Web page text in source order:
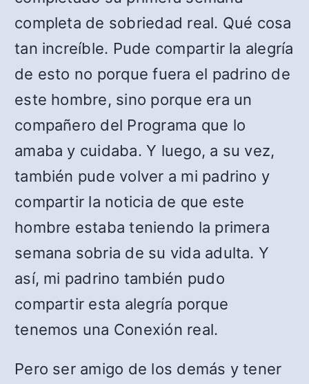
completa de sobriedad real. Qué cosa
tan increíble. Pude compartir la alegría
de esto no porque fuera el padrino de
este hombre, sino porque era un
compañero del Programa que lo
amaba y cuidaba. Y luego, a su vez,
también pude volver a mi padrino y
compartir la noticia de que este
hombre estaba teniendo la primera
semana sobria de su vida adulta. Y
así, mi padrino también pudo
compartir esta alegría porque
tenemos una Conexión real.
Pero ser amigo de los demás y tener